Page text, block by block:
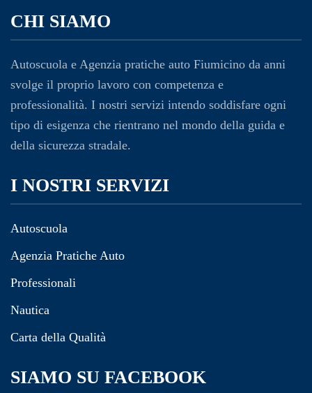
CHI SIAMO
Autoscuola e Agenzia pratiche auto Fiumicino da anni
svolge il proprio lavoro con competenza e
professionalità. I nostri servizi intendo soddisfare ogni
tipo di esigenza che rientrano nel mondo della guida e
della sicurezza stradale.
I NOSTRI SERVIZI
Autoscuola
Agenzia Pratiche Auto
Professionali
Nautica
Carta della Qualità
SIAMO SU FACEBOOK